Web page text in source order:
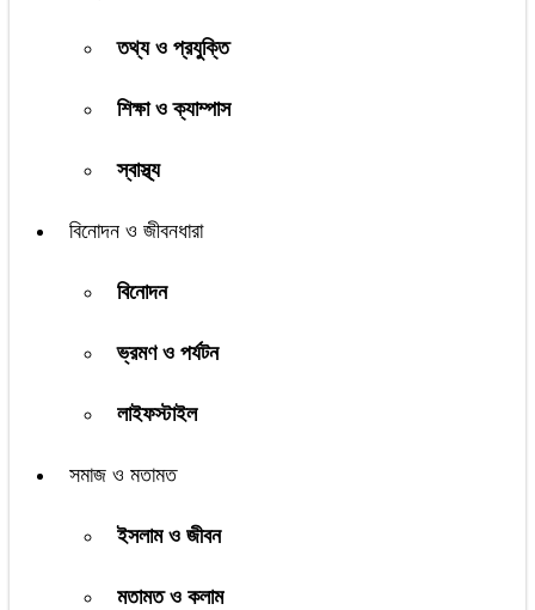
তথ্য ও প্রযুক্তি
শিক্ষা ও ক্যাম্পাস
স্বাস্থ্য
বিনোদন ও জীবনধারা
বিনোদন
ভ্রমণ ও পর্যটন
লাইফস্টাইল
সমাজ ও মতামত
ইসলাম ও জীবন
মতামত ও কলাম